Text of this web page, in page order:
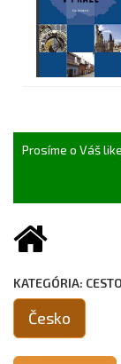
Prosíme o Váš
KATEGÓRIA:
Česko